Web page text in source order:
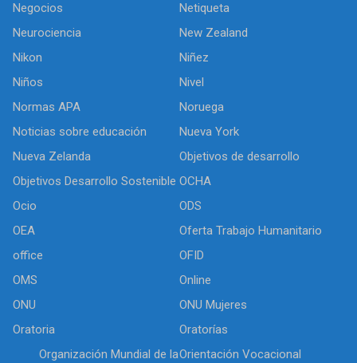
Negocios
Netiqueta
Neurociencia
New Zealand
Nikon
Niñez
Niños
Nivel
Normas APA
Noruega
Noticias sobre educación
Nueva York
Nueva Zelanda
Objetivos de desarrollo
Objetivos Desarrollo Sostenible OCHA
Ocio
ODS
OEA
Oferta Trabajo Humanitario
office
OFID
OMS
Online
ONU
ONU Mujeres
Oratoria
Oratorías
Organización Mundial de laOrientación Vocacional